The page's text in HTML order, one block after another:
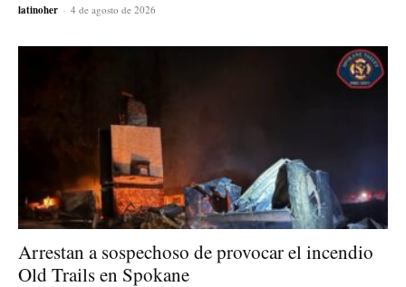
latinoher - 4 de agosto de 2026
Arrestan a sospechoso de provocar el incendio
Old Trails en Spokane